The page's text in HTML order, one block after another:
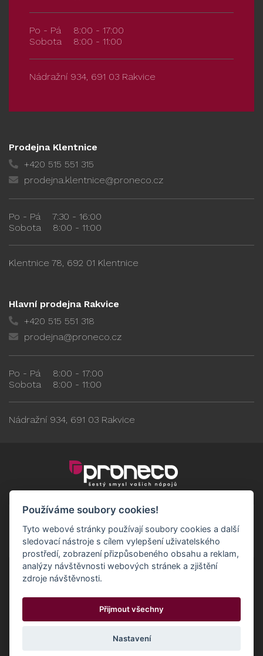
Po - Pá
8:00 - 17:00
Sobota
8:00 - 11:00
Nádražní 934, 691 03 Rakvice
Prodejna Klentnice
+420 515 551 315
prodejna.klentnice@proneco.cz
Po - Pá
7:30 - 16:00
Sobota
8:00 - 11:00
Klentnice 78, 692 01 Klentnice
Hlavní prodejna Rakvice
+420 515 551 318
prodejna@proneco.cz
Po - Pá
8:00 - 17:00
Sobota
8:00 - 11:00
Nádražní 934, 691 03 Rakvice
GDPR - Odběratelé
GDPR - Dodavatelé
Možnosti dopravy a platby
Cookies
© 2024 Proneco
Používáme soubory cookies!
Tyto webové stránky používají soubory cookies a další
sledovací nástroje s cílem vylepšení uživatelského
prostředí, zobrazení přizpůsobeného obsahu a reklam,
analýzy návštěvnosti webových stránek a zjištění
zdroje návštěvnosti.
Přijmout všechny
Nastavení